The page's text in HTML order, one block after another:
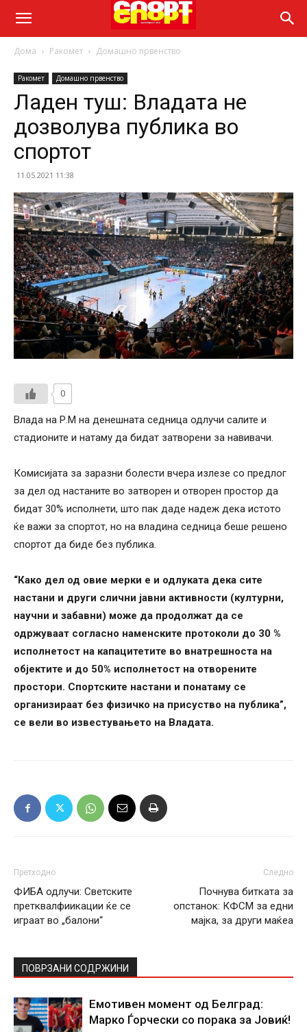
Дома Ракомет Домашно првенство
Ракомет Домашно првенство
Ладен туш: Владата не
дозволува публика во
спортот
11.05.2021 11:38
0
Влада на Р.М на денешната седница одлучи салите и
стадионите и натаму да бидат затворени за навивачи.
Комисијата за заразни болести вчера излезе со предлог
за дел од настаните во затворен и отворен простор да
бидат 30% исполнети, што пак даде надеж дека истото
ќе важи за спортот, но на владина седница беше решено
спортот да биде без публика.
“Како дел од овие мерки е и одлуката дека сите
настани и други слични јавни активности (културни,
научни и забавни) може да продолжат да се
одржуваат согласно наменските протоколи до 30 %
исполнетост на капацитетите во внатрешноста на
објектите и до 50% исполнетост на отворените
простори. Спортските настани и понатаму се
организираат без физичко на присуство на публика”,
се вели во известувањето на Владата.
Претходно
ФИБА одлучи: Светските
претквалфиикации ќе се
играат во „балони“
Следно
Почнува битката за
опстанок: КФСМ за едни
мајка, за други маќеа
ПОВРЗАНИ СОДРЖИНИ
Емотивен момент од Белград:
Марко Ѓорчески со порака за Јовиќ!